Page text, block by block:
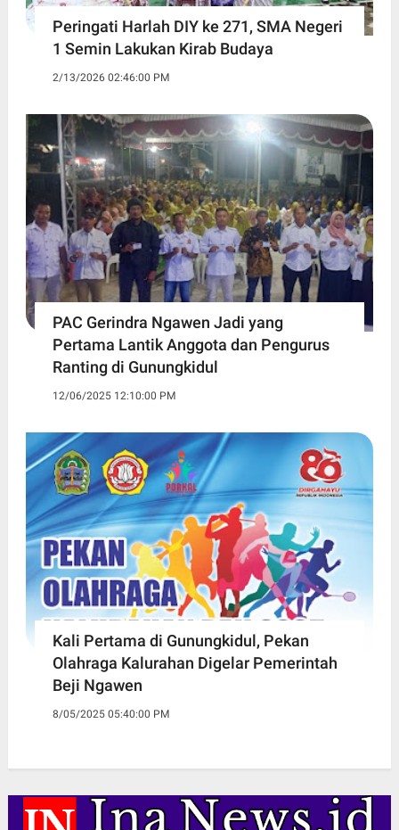
Peringati Harlah DIY ke 271, SMA Negeri
1 Semin Lakukan Kirab Budaya ‎
2/13/2026 02:46:00 PM
PAC Gerindra Ngawen Jadi yang
Pertama Lantik Anggota dan Pengurus
Ranting di Gunungkidul
12/06/2025 12:10:00 PM
Kali Pertama di Gunungkidul, Pekan
Olahraga Kalurahan Digelar Pemerintah
Beji Ngawen
8/05/2025 05:40:00 PM